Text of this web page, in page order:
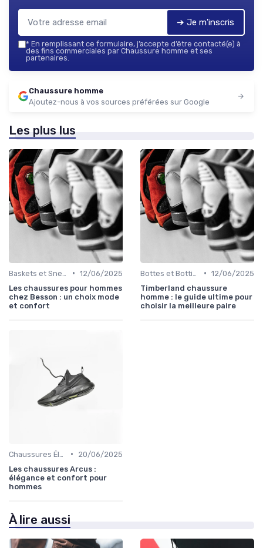
➔ Je m'inscris
* En remplissant ce formulaire, j’accepte d’être contacté(e) à
des fins commerciales par Chaussure homme et ses
partenaires.
Chaussure homme
Ajoutez-nous à vos sources préférées sur Google
Les plus lus
• 12/06/2025
Les chaussures pour hommes
chez Besson : un choix mode
et confort
• 12/06/2025
Timberland chaussure
homme : le guide ultime pour
choisir la meilleure paire
•
20/06/2025
Les chaussures Arcus :
élégance et confort pour
hommes
À lire aussi